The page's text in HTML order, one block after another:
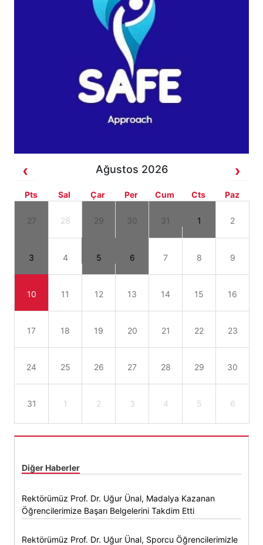
Ağustos 2026
Pts Sal Çar Per Cum Cts Paz
27 28 29 30 31 1 2
3 4 5 6 7 8 9
10 11 12 13 14 15 16
17 18 19 20 21 22 23
24 25 26 27 28 29 30
31 1 2 3 4 5 6
Diğer Haberler
Rektörümüz Prof. Dr. Uğur Ünal, Madalya Kazanan
Öğrencilerimize Başarı Belgelerini Takdim Etti
Rektörümüz Prof. Dr. Uğur Ünal, Sporcu Öğrencilerimizle